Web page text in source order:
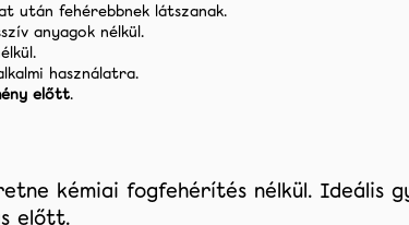
után fehérebbnek látszanak.
anyagok nélkül.
használatra.
előtt.
kémiai fogfehérítés nélkül. Ideális
előtt.